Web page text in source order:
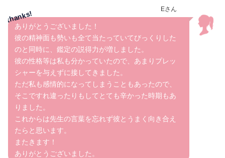
Eさん
ありがとうございました！
彼の精神面も勢いも全て当たっていてびっくりした
のと同時に、鑑定の説得力が増しました。
彼の性格等は私も分かっていたので、あまりプレッ
シャーを与えずに接してきました。
ただ私も感情的になってしまうこともあったので、
そこですれ違ったりもしてとても辛かった時期もあ
りました。
これからは先生の言葉を忘れず彼とうまく向き合え
たらと思います。
またきます！
ありがとうございました。